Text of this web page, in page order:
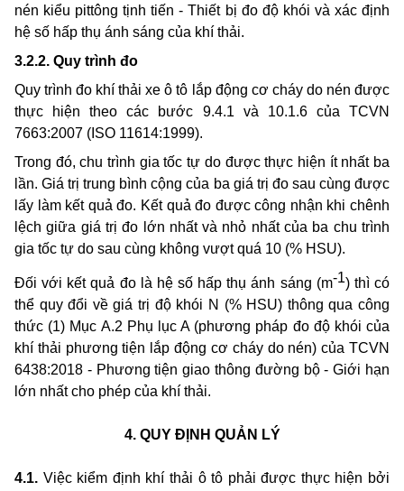
nén kiểu pittông tịnh tiến - Thiết bị đo độ khói và xác định
hệ số hấp thụ ánh sáng của khí thải.
3.2.2. Quy trình đo
Quy trình đo khí thải xe ô tô lắp động cơ cháy do nén được
thực hiện theo các bước 9.4.1 và 10.1.6 của TCVN
7663:2007 (ISO 11614:1999).
Trong đó, chu trình gia tốc tự do được thực hiện ít nhất ba
lần. Giá trị trung bình cộng của ba giá trị đo sau cùng được
lấy làm kết quả đo. Kết quả đo được công nhận khi chênh
lệch giữa giá trị đo lớn nhất và nhỏ nhất của ba chu trình
gia tốc tự do sau cùng không vượt quá 10 (% HSU).
Đối với kết quả đo là hệ số hấp thụ ánh sáng (m-1) thì có
thể quy đổi về giá trị độ khói N (% HSU) thông qua công
thức (1) Mục A.2 Phụ lục A (phương pháp đo độ khói của
khí thải phương tiện lắp động cơ cháy do nén) của TCVN
6438:2018 - Phương tiện giao thông đường bộ - Giới hạn
lớn nhất cho phép của khí thải.
4. QUY ĐỊNH QUẢN LÝ
4.1. Việc kiểm định khí thải ô tô phải được thực hiện bởi